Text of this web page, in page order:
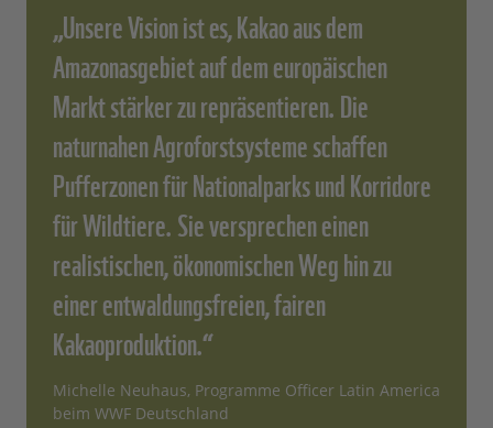
„Unsere Vision ist es, Kakao aus dem
Amazonasgebiet auf dem europäischen
Markt stärker zu repräsentieren. Die
naturnahen Agroforstsysteme schaffen
Pufferzonen für Nationalparks und Korridore
für Wildtiere. Sie versprechen einen
realistischen, ökonomischen Weg hin zu
einer entwaldungsfreien, fairen
Kakaoproduktion.“
Michelle Neuhaus, Programme Officer Latin America
beim WWF Deutschland